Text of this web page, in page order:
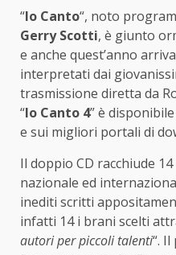
“Io Canto“, noto
Gerry Scotti, è giunto
e anche quest’anno
interpretati dai
trasmissione diretta da
“Io Canto 4” è
e sui migliori portali di
Il doppio CD racchiude
nazionale ed
inediti scritti
infatti 14 i brani scelti
autori per piccoli talenti“.